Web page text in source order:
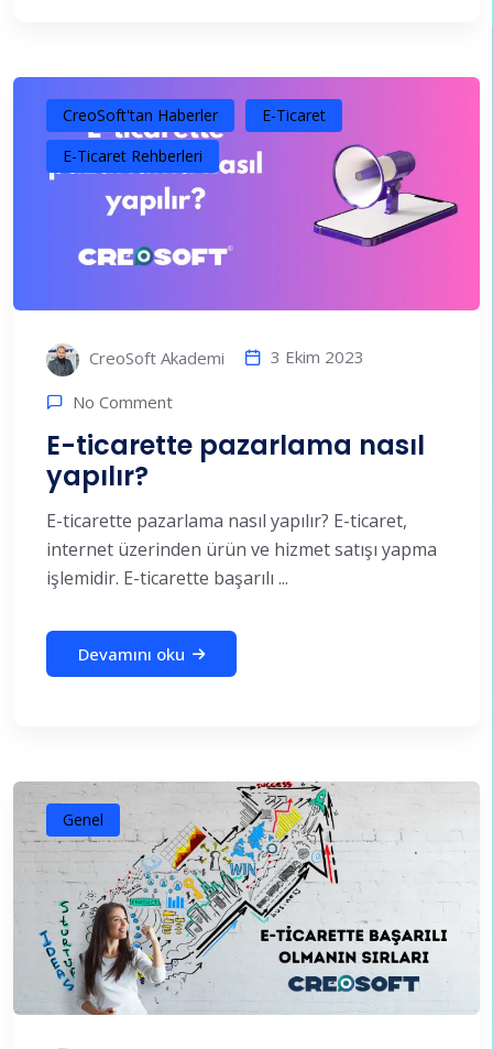
CreoSoft'tan Haberler
E-Ticaret
E-Ticaret Rehberleri
CreoSoft Akademi 3 Ekim 2023
No Comment
E-ticarette pazarlama nasıl
yapılır?
E-ticarette pazarlama nasıl yapılır? E-ticaret,
internet üzerinden ürün ve hizmet satışı yapma
işlemidir. E-ticarette başarılı ...
Devamını oku
Genel